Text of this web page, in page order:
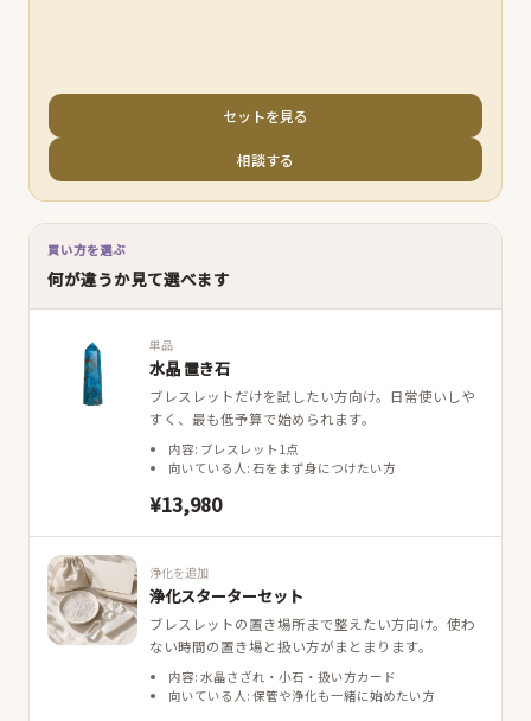
セットを見る
相談する
買い方を選ぶ
何が違うか見て選べます
単品
水晶 置き石
ブレスレットだけを試したい方向け。日常使いしや
すく、最も低予算で始められます。
内容: ブレスレット1点
向いている人: 石をまず身につけたい方
¥13,980
浄化を追加
浄化スターターセット
ブレスレットの置き場所まで整えたい方向け。使わ
ない時間の置き場と扱い方がまとまります。
内容: 水晶さざれ・小石・扱い方カード
向いている人: 保管や浄化も一緒に始めたい方